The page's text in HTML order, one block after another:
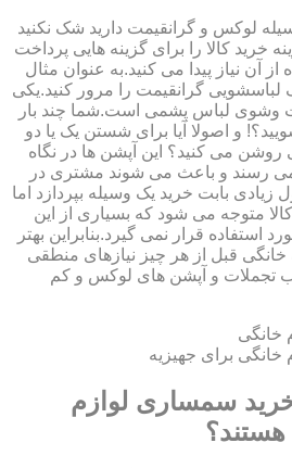
لوکس و گرانقیمت دارید شک نکنید
خرید کالا را برای گزینه هایی پرداخت
آن نیاز پیدا می کنید.به عنوان مثال
لباسشویی گرانقیمت را مرور کنید.یکی
وشوی لباس پشمی است.شما چند بار
و اصولا آیا برای شستن یک یا دو
می کنید؟ این آپشن ها در نگاه
می رسند و باعث می شوند مشتری در
زیادی بابت خرید یک وسیله بپردازد اما
کالا متوجه می شود که بسیاری از این
استفاده قرار نمی گیرد.بنابراین بهتر
قبل از هر چیز نیازهای منطقی
تجملات و آپشن های لوکس و کم
خانگی
برای جهیزیه
سمساری لوازم